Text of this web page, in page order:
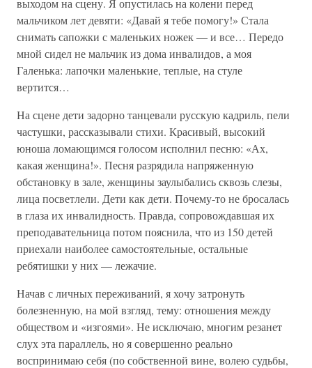
выходом на сцену. Я опустилась на колени перед
мальчиком лет девяти: «Давай я тебе помогу!» Стала
снимать сапожки с маленьких ножек — и все… Передо
мной сидел не мальчик из дома инвалидов, а моя
Галенька: лапочки маленькие, теплые, на стуле
вертится…
На сцене дети задорно танцевали русскую кадриль, пели
частушки, рассказывали стихи. Красивый, высокий
юноша ломающимся голосом исполнил песню: «Ах,
какая женщина!». Песня разрядила напряженную
обстановку в зале, женщины заулыбались сквозь слезы,
лица посветлели. Дети как дети. Почему-то не бросалась
в глаза их инвалидность. Правда, сопровождавшая их
преподавательница потом пояснила, что из 150 детей
приехали наиболее самостоятельные, остальные
ребятишки у них — лежачие.
Начав с личных переживаний, я хочу затронуть
болезненную, на мой взгляд, тему: отношения между
обществом и «изгоями». Не исключаю, многим резанет
слух эта параллель, но я совершенно реально
воспринимаю себя (по собственной вине, волею судьбы,